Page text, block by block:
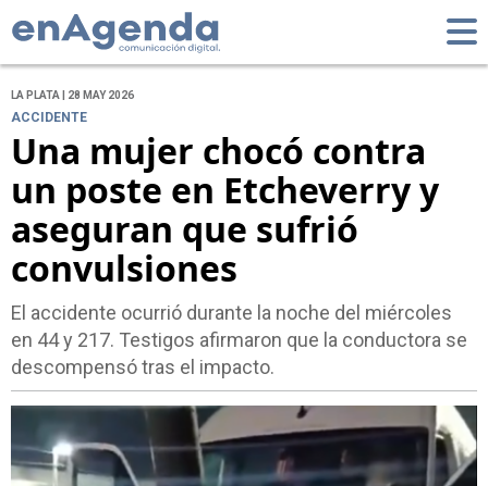
LA PLATA | 28 MAY 2026
ACCIDENTE
Una mujer chocó contra
un poste en Etcheverry y
aseguran que sufrió
convulsiones
El accidente ocurrió durante la noche del miércoles
en 44 y 217. Testigos afirmaron que la conductora se
descompensó tras el impacto.